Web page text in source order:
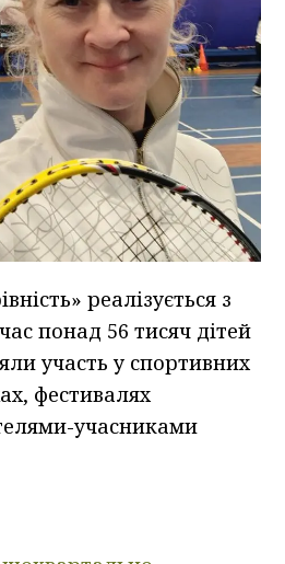
реалізується з
понад 56 тисяч дітей
участь у спортивних
фестивалях
учасниками